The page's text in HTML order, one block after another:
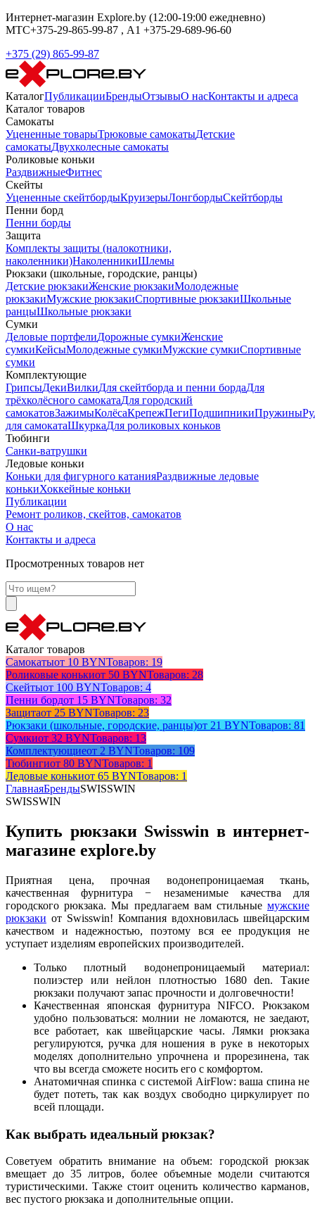
Интернет-магазин Explore.by (12:00-19:00 ежедневно)
МТС+375-29-865-99-87 , А1 +375-29-689-96-60
+375 (29) 865-99-87
КаталогПубликацииБрендыОтзывыО насКонтакты и адреса
Каталог товаров
Самокаты
Уцененные товарыТрюковые самокатыДетские
самокатыДвухколесные самокаты
Роликовые коньки
РаздвижныеФитнес
Скейты
Уцененные скейтбордыКруизерыЛонгбордыСкейтборды
Пенни борд
Пенни борды
Защита
Комплекты защиты (налокотники,
наколенники)НаколенникиШлемы
Рюкзаки (школьные, городские, ранцы)
Детские рюкзакиЖенские рюкзакиМолодежные
рюкзакиМужские рюкзакиСпортивные рюкзакиШкольные
ранцыШкольные рюкзаки
Сумки
Деловые портфелиДорожные сумкиЖенские
сумкиКейсыМолодежные сумкиМужские сумкиСпортивные
сумки
Комплектующие
ГрипсыДекиВилкиДля скейтборда и пенни бордаДля
трёхколёсного самокатаДля городский
самокатовЗажимыКолёсаКрепежПегиПодшипникиПружины
для самокатаШкуркаДля роликовых коньков
Тюбинги
Санки-ватрушки
Ледовые коньки
Коньки для фигурного катанияРаздвижные ледовые
конькиХоккейные коньки
Публикации
Ремонт роликов, скейтов, самокатов
О нас
Контакты и адреса
Просмотренных товаров нет
Каталог товаров
Самокатыот 10 BYNТоваров: 19
Роликовые конькиот 50 BYNТоваров: 28
Скейтыот 100 BYNТоваров: 4
Пенни бордот 15 BYNТоваров: 32
Защитаот 25 BYNТоваров: 23
Рюкзаки (школьные, городские, ранцы)от 21 BYNТоваров: 81
Сумкиот 32 BYNТоваров: 13
Комплектующиеот 2 BYNТоваров: 109
Тюбингиот 80 BYNТоваров: 1
Ледовые конькиот 65 BYNТоваров: 1
ГлавнаяБрендыSWISSWIN
SWISSWIN
Купить рюкзаки Swisswin в интернет-
магазине explore.by
Приятная цена, прочная водонепроницаемая ткань,
качественная фурнитура − незаменимые качества для
городского рюкзака. Мы предлагаем вам стильные мужские
рюкзаки от Swisswin! Компания вдохновилась швейцарским
качеством и надежностью, поэтому вся ее продукция не
уступает изделиям европейских производителей.
Только плотный водонепроницаемый материал:
полиэстер или нейлон плотностью 1680 den. Такие
рюкзаки получают запас прочности и долговечности!
Качественная японская фурнитура NIFCO. Рюкзаком
удобно пользоваться: молнии не ломаются, не заедают,
все работает, как швейцарские часы. Лямки рюкзака
регулируются, ручка для ношения в руке в некоторых
моделях дополнительно упрочнена и прорезинена, так
что вы всегда сможете носить его с комфортом.
Анатомичная спинка с системой AirFlow: ваша спина не
будет потеть, так как воздух свободно циркулирует по
всей площади.
Как выбрать идеальный рюкзак?
Советуем обратить внимание на объем: городской рюкзак
вмещает до 35 литров, более объемные модели считаются
туристическими. Также стоит оценить количество карманов,
вес пустого рюкзака и дополнительные опции.